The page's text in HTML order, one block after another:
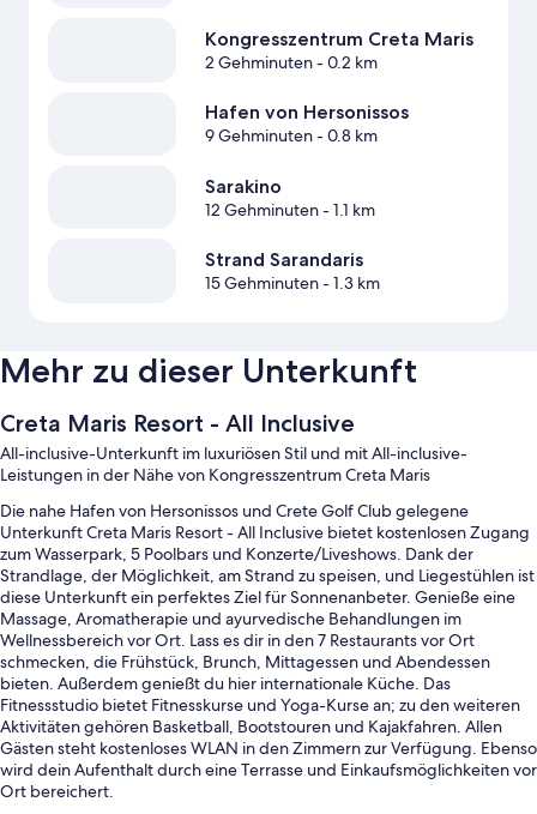
Kongresszentrum Creta Maris
2 Gehminuten- 0.2 km
Hafen von Hersonissos
9 Gehminuten- 0.8 km
Sarakino
12 Gehminuten- 1.1 km
Strand Sarandaris
15 Gehminuten- 1.3 km
Mehr zu dieser Unterkunft
Creta Maris Resort - All Inclusive
All-inclusive-Unterkunft im luxuriösen Stil und mit All-inclusive-
Leistungen in der Nähe von Kongresszentrum Creta Maris
Die nahe Hafen von Hersonissos und Crete Golf Club gelegene
Unterkunft Creta Maris Resort - All Inclusive bietet kostenlosen Zugang
zum Wasserpark, 5 Poolbars und Konzerte/Liveshows. Dank der
Strandlage, der Möglichkeit, am Strand zu speisen, und Liegestühlen ist
diese Unterkunft ein perfektes Ziel für Sonnenanbeter. Genieße eine
Massage, Aromatherapie und ayurvedische Behandlungen im
Wellnessbereich vor Ort. Lass es dir in den 7 Restaurants vor Ort
schmecken, die Frühstück, Brunch, Mittagessen und Abendessen
bieten. Außerdem genießt du hier internationale Küche. Das
Fitnessstudio bietet Fitnesskurse und Yoga-Kurse an; zu den weiteren
Aktivitäten gehören Basketball, Bootstouren und Kajakfahren. Allen
Gästen steht kostenloses WLAN in den Zimmern zur Verfügung. Ebenso
wird dein Aufenthalt durch eine Terrasse und Einkaufsmöglichkeiten vor
Ort bereichert.